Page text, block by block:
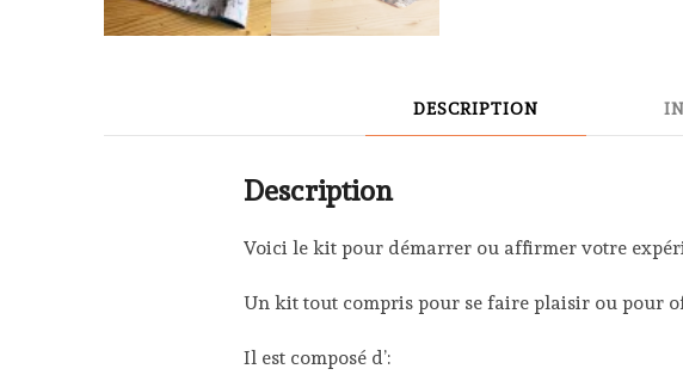
DESCRIPTION
Description
Voici le kit pour démarrer ou affirmer votre
Un kit tout compris pour se faire plaisir ou pour
Il est composé d’: